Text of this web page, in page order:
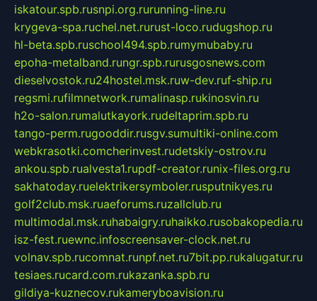
iskatour.spb.rusnpi.org.rurunning-line.ru
krygeva-spa.ruchel.net.rurust-loco.rudugshop.ru
hl-beta.spb.ruschool494.spb.rumymubaby.ru
epoha-metalband.rungr.spb.rurusgosnews.com
dieselvostok.ru24hostel.msk.ruw-dev.ruf-ship.ru
regsmi.rufilmnetwork.rumalinasp.rukinosvin.ru
h2o-salon.rumalutkayork.rudeltaprim.spb.ru
tango-perm.rugooddir.rusgv.sumultiki-online.com
webkrasotki.comcherinvest.rudetskiy-ostrov.ru
ankou.spb.rualvesta1.rupdf-creator.runix-files.org.ru
sakhatoday.ruelektrikersymboler.rusputnikyes.ru
golf2club.msk.ruaeforums.ruzallclub.ru
multimodal.msk.ruhabaigry.ruhaikko.rusobakopedia.ru
isz-fest.ruewnc.infoscreensaver-clock.net.ru
volnav.spb.rucomnat.runpf.net.ru7bit.pp.rukalugatur.ru
tesiaes.rucard.com.rukazanka.spb.ru
gildiya-kuznecov.rukameryboavision.ru